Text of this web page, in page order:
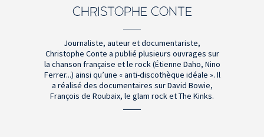
CHRISTOPHE CONTE
Journaliste, auteur et documentariste,
Christophe Conte a publié plusieurs ouvrages sur
la chanson française et le rock (Étienne Daho, Nino
Ferrer...) ainsi qu’une « anti-discothèque idéale ». Il
a réalisé des documentaires sur David Bowie,
François de Roubaix, le glam rock et The Kinks.